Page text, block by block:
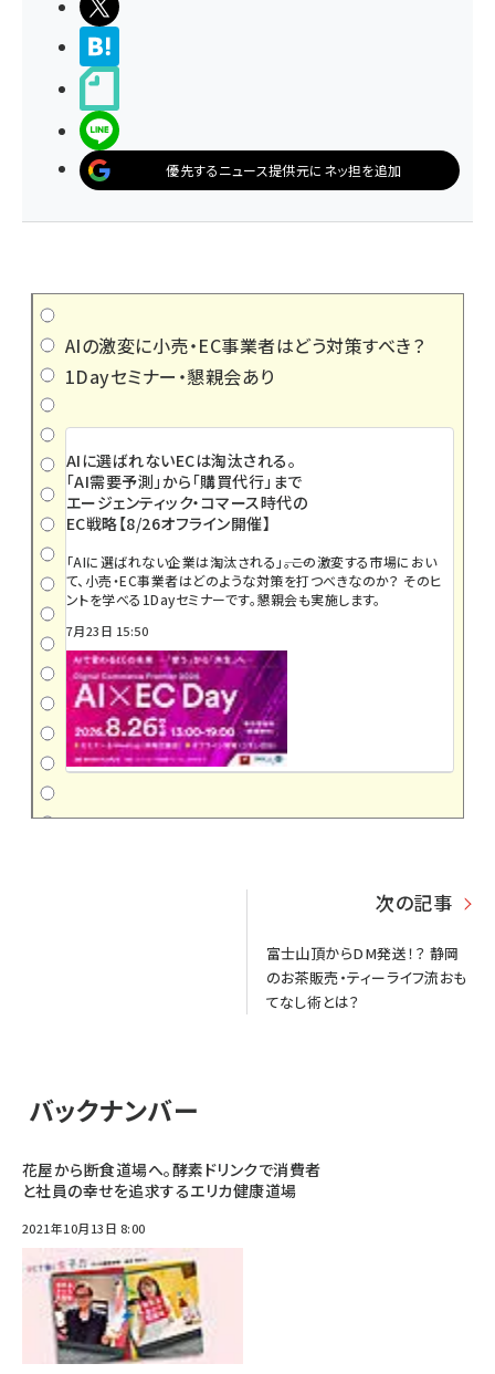
優先するニュース提供元にネッ担を追加
AIの激変に小売・EC事業者はどう対策すべき？
1Dayセミナー・懇親会あり
AIに選ばれないECは淘汰される。
「AI需要予測」から「購買代行」まで
エージェンティック・コマース時代の
EC戦略【8/26オフライン開催】
「AIに選ばれない企業は淘汰される」――。この激変する市場におい
て、小売・EC事業者はどのような対策を打つべきなのか？ そのヒ
ントを学べる1Dayセミナーです。懇親会も実施します。
7月23日 15:50
次の記事
富士山頂からDM発送！？ 静岡
のお茶販売・ティーライフ流おも
てなし術とは？
バックナンバー
花屋から断食道場へ。酵素ドリンクで消費者
と社員の幸せを追求するエリカ健康道場
2021年10月13日 8:00